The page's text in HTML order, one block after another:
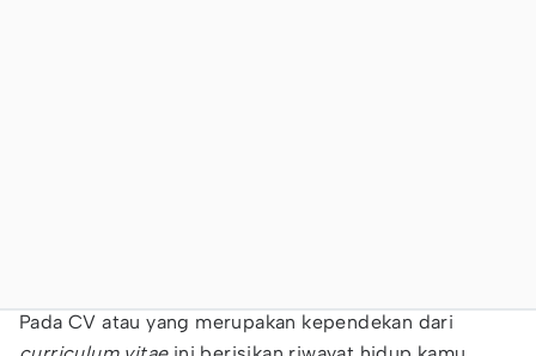
Pada CV atau yang merupakan kependekan dari